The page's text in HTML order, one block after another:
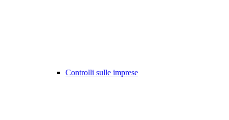
Controlli sulle imprese